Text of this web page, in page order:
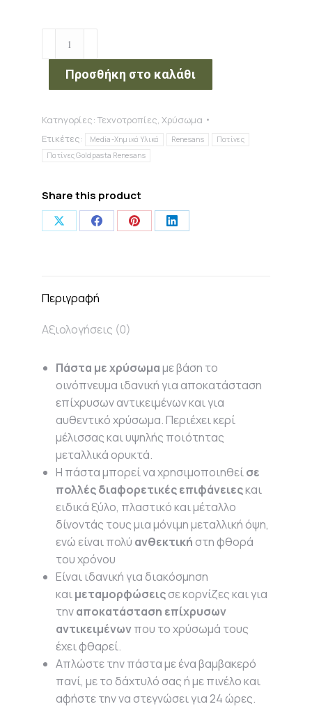
20ml
Προσθήκη στο καλάθι
Κατηγορίες:Τεχνοτροπίες, Χρύσωμα
Ετικέτες:
Media-Χημικά Υλικά Renesans
Πατίνες
Πατίνες Goldpasta Renesans
Share this product
Share Share Share Share
Περιγραφή
Αξιολογήσεις (0)
Πάστα με χρύσωμαμε βάση το
οινόπνευμα ιδανική για αποκατάσταση
επίχρυσων αντικειμένων και για
αυθεντικό χρύσωμα. Περιέχει κερί
μέλισσας και υψηλής ποιότητας
μεταλλικά ορυκτά.
Η πάστα μπορεί να χρησιμοποιηθείσε
πολλές διαφορετικές επιφάνειεςκαι
ειδικά ξύλο, πλαστικό και μέταλλο
δίνοντάς τους μια μόνιμη μεταλλική όψη,
ενώ είναι πολύ ανθεκτική στη φθορά
του χρόνου
Είναι ιδανική για διακόσμηση
καιμεταμορφώσειςσε κορνίζες και για
τηναποκατάσταση επίχρυσων
αντικειμένωνπου το χρύσωμά τους
έχει φθαρεί.
Απλώστε την πάστα με ένα βαμβακερό
πανί, με το δάχτυλό σας ή με πινέλο και
αφήστε την να στεγνώσει για 24 ώρες.